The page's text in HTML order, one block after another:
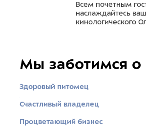
Всем почетным
наслаждайтесь
кинологического
Мы заботимся о
Здоровый питомец
Счастливый владелец
Процветающий бизнес